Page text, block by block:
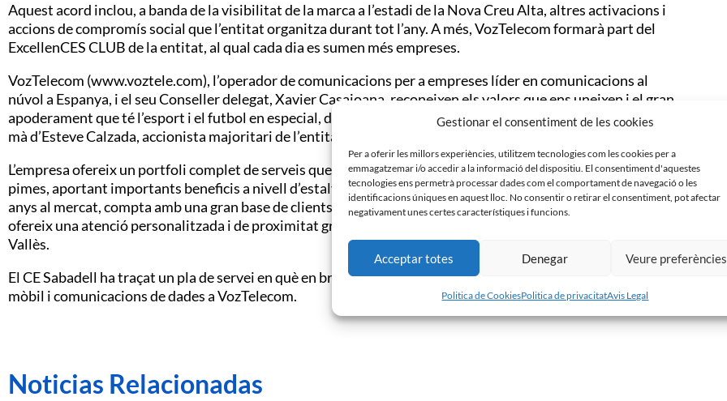
Gestionar el consentiment de les cookies
Per a oferir les millors experiències, utilitzem tecnologies com les cookies per a
emmagatzemar i/o accedir a la informació del dispositiu. El consentiment d'aquestes
tecnologies ens permetrà processar dades com el comportament de navegació o les
identificacions úniques en aquest lloc. No consentir o retirar el consentiment, pot afectar
negativament unes certes característiques i funcions.
Acceptar totes Denegar Veure preferències
Politica de CookiesPolitica de privacitatAvis Legal
Aquest acord inclou, a banda de la visibilitat de la marca a l’estadi de la Nova Creu Alta, altres activacions i
accions de compromís social que l’entitat organitza durant tot l’any. A més, VozTelecom formarà part del
ExcellenCES CLUB de la entitat, al qual cada dia es sumen més empreses.
VozTelecom (www.voztele.com), l’operador de comunicacions per a empreses líder en comunicacions al
núvol a Espanya, i el seu Conseller delegat, Xavier Casajoana, reconeixen els valors que ens uneixen i el gran
apoderament que té l’esport i el futbol en especial, donant la seva confiança a un gran projecte engegat de la
mà d’Esteve Calzada, accionista majoritari de l’entitat.
L’empresa ofereix un portfoli complet de serveis que resol les principals necessitats de comunicacions de les
pimes, aportant importants beneficis a nivell d’estalvi i millora de l’eficiència. VozTelecom, amb més de 14
anys al mercat, compta amb una gran base de clients a Sabadell i a la zona del Vallès Occidental, als quals els
ofereix una atenció personalitzada i de proximitat gràcies al seu Punt de Servei situat a Cerdanyola del
Vallès.
El CE Sabadell ha traçat un pla de servei en què en breu traslladarà tots els seus sistemes de telefonia fixe,
mòbil i comunicacions de dades a VozTelecom.
Noticias Relacionadas